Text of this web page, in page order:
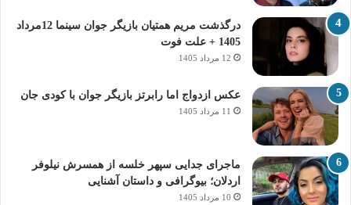
درگذشت مریم همتیان بازیگر جوان سینما 12مرداد
1405 + علت فوت
12 مرداد 1405
عکس ازدواج اما رابرتز بازیگر جوان با کودی جان
11 مرداد 1405
ماجرای جدایی سپهر خلسه از همسرش نیلوفر
اردلان؛ بیوگرافی و داستان آشنایی
10 مرداد 1405